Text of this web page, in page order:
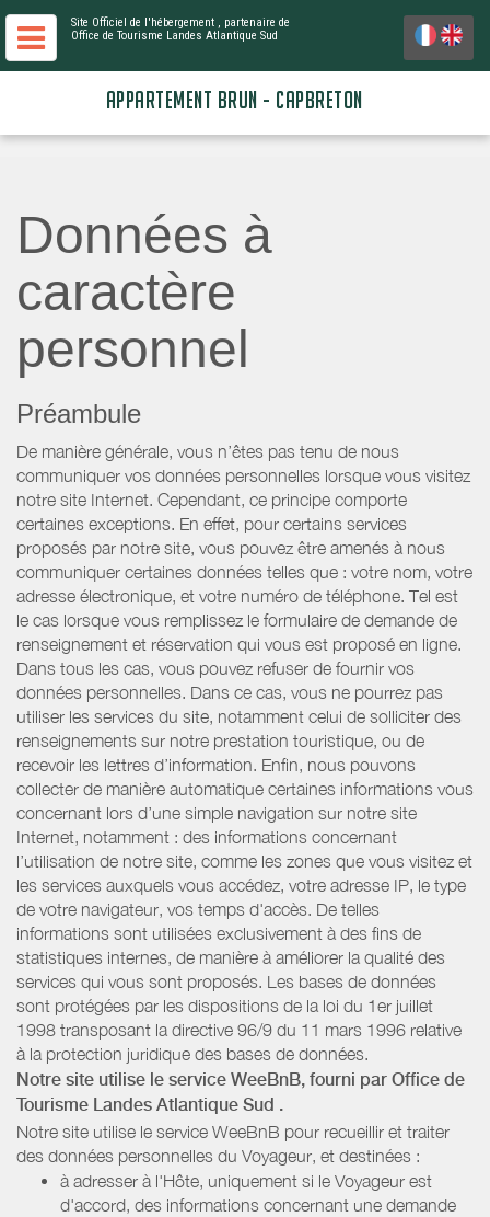
Site Officiel de l'hébergement , partenaire de
Office de Tourisme Landes Atlantique Sud
APPARTEMENT BRUN - CAPBRETON
Données à
caractère
personnel
Préambule
De manière générale, vous n’êtes pas tenu de nous
communiquer vos données personnelles lorsque vous visitez
notre site Internet. Cependant, ce principe comporte
certaines exceptions. En effet, pour certains services
proposés par notre site, vous pouvez être amenés à nous
communiquer certaines données telles que : votre nom, votre
adresse électronique, et votre numéro de téléphone. Tel est
le cas lorsque vous remplissez le formulaire de demande de
renseignement et réservation qui vous est proposé en ligne.
Dans tous les cas, vous pouvez refuser de fournir vos
données personnelles. Dans ce cas, vous ne pourrez pas
utiliser les services du site, notamment celui de solliciter des
renseignements sur notre prestation touristique, ou de
recevoir les lettres d’information. Enfin, nous pouvons
collecter de manière automatique certaines informations vous
concernant lors d’une simple navigation sur notre site
Internet, notamment : des informations concernant
l’utilisation de notre site, comme les zones que vous visitez et
les services auxquels vous accédez, votre adresse IP, le type
de votre navigateur, vos temps d'accès. De telles
informations sont utilisées exclusivement à des fins de
statistiques internes, de manière à améliorer la qualité des
services qui vous sont proposés. Les bases de données
sont protégées par les dispositions de la loi du 1er juillet
1998 transposant la directive 96/9 du 11 mars 1996 relative
à la protection juridique des bases de données.
Notre site utilise le service WeeBnB, fourni par Office de
Tourisme Landes Atlantique Sud .
Notre site utilise le service WeeBnB pour recueillir et traiter
des données personnelles du Voyageur, et destinées :
à adresser à l'Hôte, uniquement si le Voyageur est
d'accord, des informations concernant une demande